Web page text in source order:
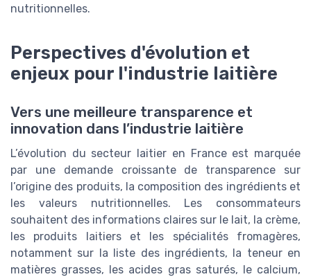
nutritionnelles.
Perspectives d'évolution et
enjeux pour l'industrie laitière
Vers une meilleure transparence et
innovation dans l’industrie laitière
L’évolution du secteur laitier en France est marquée
par une demande croissante de transparence sur
l’origine des produits, la composition des ingrédients et
les valeurs nutritionnelles. Les consommateurs
souhaitent des informations claires sur le lait, la crème,
les produits laitiers et les spécialités fromagères,
notamment sur la liste des ingrédients, la teneur en
matières grasses, les acides gras saturés, le calcium,